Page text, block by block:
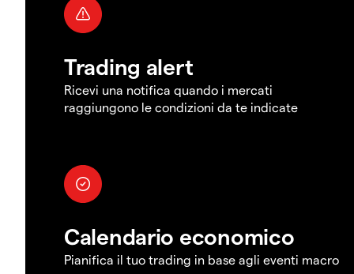
Trading alert
Ricevi una notifica quando i mercati
raggiungono le condizioni da te indicate
Calendario economico
Pianifica il tuo trading in base agli eventi macro